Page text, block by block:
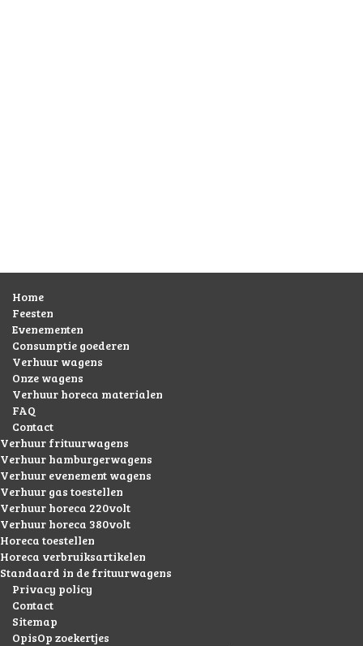
Home
Feesten
Evenementen
Consumptie goederen
Verhuur wagens
Onze wagens
Verhuur horeca materialen
FAQ
Contact
Verhuur frituurwagens
Verhuur hamburgerwagens
Verhuur evenement wagens
Verhuur gas toestellen
Verhuur horeca 220volt
Verhuur horeca 380volt
Horeca toestellen
Horeca verbruiksartikelen
Standaard in de frituurwagens
Privacy policy
Contact
Sitemap
OpisOp zoekertjes